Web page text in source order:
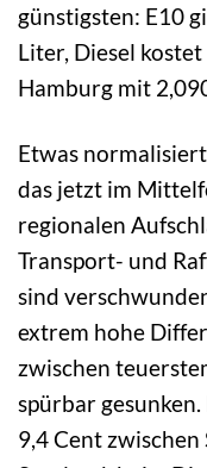
günstigsten: E10
Liter, Diesel
Hamburg mit
Etwas
das jetzt im
regionalen
Transport- und
sind
extrem hohe
zwischen
spürbar
9,4 Cent